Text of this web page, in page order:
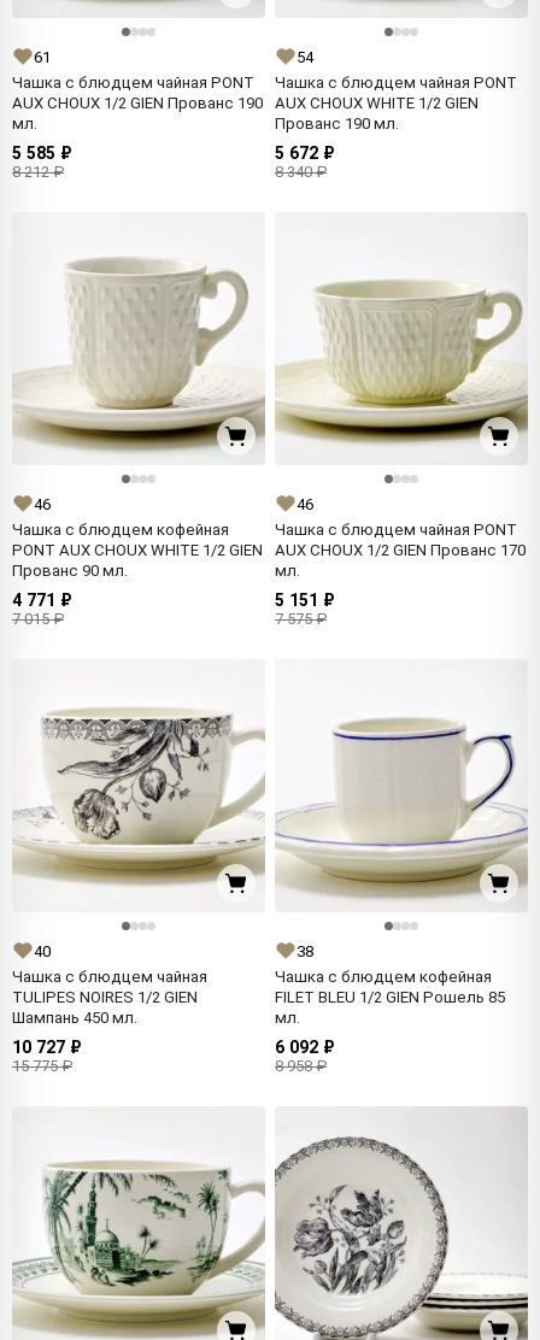
61
Чашка с блюдцем чайная PONT
AUX CHOUX 1/2 GIEN Прованс 190
мл.
5 585 ₽
8 212 ₽
54
Чашка с блюдцем чайная PONT
AUX CHOUX WHITE 1/2 GIEN
Прованс 190 мл.
5 672 ₽
8 340 ₽
46
Чашка с блюдцем кофейная
PONT AUX CHOUX WHITE 1/2 GIEN
Прованс 90 мл.
4 771 ₽
7 015 ₽
46
Чашка с блюдцем чайная PONT
AUX CHOUX 1/2 GIEN Прованс 170
мл.
5 151 ₽
7 575 ₽
40
Чашка с блюдцем чайная
TULIPES NOIRES 1/2 GIEN
Шампань 450 мл.
10 727 ₽
15 775 ₽
38
Чашка с блюдцем кофейная
FILET BLEU 1/2 GIEN Рошель 85
мл.
6 092 ₽
8 958 ₽